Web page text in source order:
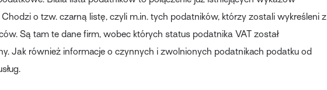
o tzw. czarną listę, czyli m.in. tych podatników, którzy zostali wykreśleni z
Są tam te dane firm, wobec których status podatnika VAT został
Jak również informacje o czynnych i zwolnionych podatnikach podatku od